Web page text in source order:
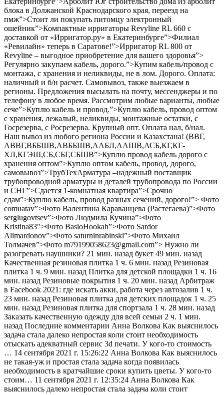
блока в Должанской Краснодарского края, переезд на
пмж”>Стоит ли покупать питомцу электронный
ошейник”>Компактные ирригаторы Revyline RL 660 с
доставкой от «Ирригатор.ру» в Екатеринбурге”>Филиал
«Ревилайн» теперь в Саратове!”>Ирригатор RL 800 от
Revyline – выгодное приобретение для вашего здоровья”>
Регулярно закупаем кабель, дорого.”>Купим кабель/провод с
монтажа, с хранения и неликвиды, не в лом. Дорого. Оплата:
наличный и б/н расчет. Самовывоз, также выезжаем в
регионы. Предложения высылать на почту, мессенджеры и по
телефону в любое время. Рассмотрим любые варианты, любые
сече”>Куплю кабель и провод.”>Куплю кабель, провод оптом
с хранения, лежалый, неликвиды, монтажные остатки, с
Госрезерва, с Росрезерва. Крупный опт. Оплата нал, б/нал.
Наш вывоз из любого региона России и Казахстана! (ВВГ,
АВВГ,ВББШВ,АВББШВ,ААБЛ,ААШВ,АСБ,КГ,КГ-
ХЛ,КГЭШ,СБ,СБГ,СБШВ”>Куплю провод кабель дорого c
хранения оптом”>Куплю оптом кабель, провод, дорого,
самовывоз”>ТрубТехАрматура –надежный поставщик
трубопроводной арматуры и деталей трубопровода по России
и СНГ”>Сдается 1-комнатная квартира”>Срочно
сдам”>Куплю кабель, провод разных сечений, дорого!”> Фото
comuatav”>Фото Валентина Караванцева (Растегаева)”>Фото
serglugovtsev”>Фото Людмила Кучина”>Фото
Kristina83″>Фото BasioHookah”>Фото Sardor
Alimardonov”>Фото saturninrabinski”>Фото Михаил
Толмачев”>Фото m79199058623@gmail.com”> Нужно ли
разогревать наушники? 21 мин. назад букет 49 мин. назад
Качественная резиновая плитка 1 ч. 6 мин. назад Резиновая
плитка 1 ч. 9 мин. назад Плитка для детской площадки 1 ч. 16
мин. назад Резиновые покрытия 1 ч. 20 мин. назад Арбитраж
в Facebook 2021: где искать акки, работа через автозалив 1 ч.
23 мин. назад Резиновая плитка для детских площадок 1 ч. 25
мин. назад Резиновая плитка для спортзала 1 ч. 28 мин. назад
Заказать качественную одежду для всей семьи 2 ч. 1 мин.
назад Последние комментарии Анна Волкова Как выяснилось
задача стала далеко непростая коли стоит необходимость
отыскать адекватный сервис 3d печати. У кого-то стоимость
… 14 сентября 2021 г. 15:26:22 Анна Волкова Как выяснилось
не такая-уж и простая стала задача когда появилась
необходимость в кратчайшие сроки купить цветы. У кого-то
стоим… 11 сентября 2021 г. 12:35:24 Анна Волкова Как
выяснилось далеко непростая стала задача коли стоит